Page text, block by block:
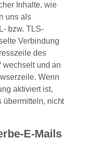
Inhalte, wie
uns als
bzw. TLS-
Verbindung
des
wechselt und an
Wenn
aktiviert ist,
übermitteln, nicht
E-Mails